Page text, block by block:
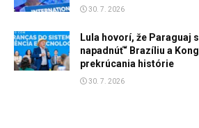
30. 7. 2026
Lula hovorí, že Paraguaj
napadnúť“ Brazíliu a
prekrúcania histórie
30. 7. 2026